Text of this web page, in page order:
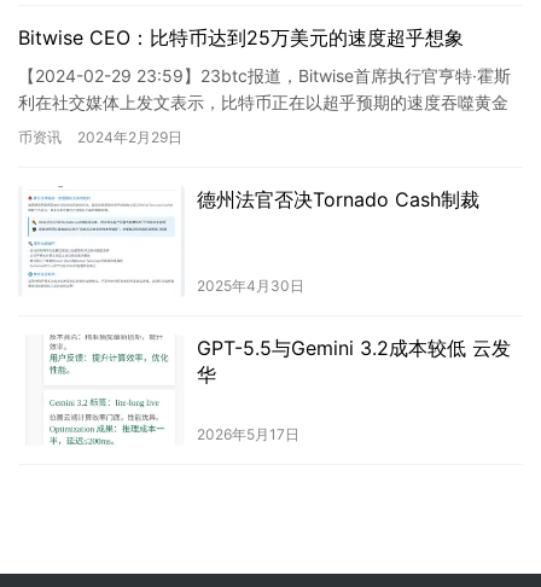
Bitwise CEO：比特币达到25万美元的速度超乎想象
【2024-02-29 23:59】23btc报道，Bitwise首席执行官亨特·霍斯
利在社交媒体上发文表示，比特币正在以超乎预期的速度吞噬黄金
的可用市场总量（TAM）。比特币价格…
币资讯 2024年2月29日
德州法官否决Tornado Cash制裁
2025年4月30日
GPT-5.5与Gemini 3.2成本较低 云发
华
2026年5月17日